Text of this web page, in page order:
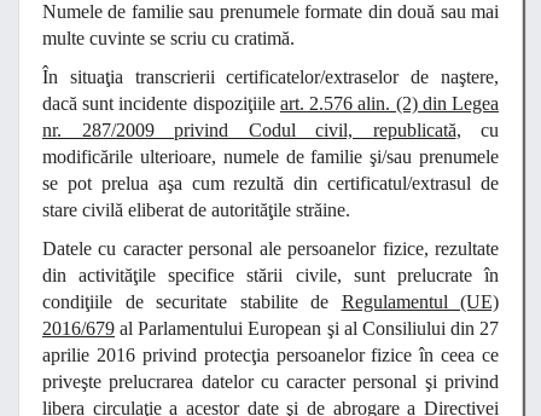
Numele de familie sau prenumele formate din două sau mai
multe cuvinte se scriu cu cratimă.
În situaţia transcrierii certificatelor/extraselor de naştere,
dacă sunt incidente dispoziţiile art. 2.576 alin. (2) din Legea
nr. 287/2009 privind Codul civil, republicată, cu
modificările ulterioare, numele de familie şi/sau prenumele
se pot prelua aşa cum rezultă din certificatul/extrasul de
stare civilă eliberat de autorităţile străine.
Datele cu caracter personal ale persoanelor fizice, rezultate
din activităţile specifice stării civile, sunt prelucrate în
condiţiile de securitate stabilite de Regulamentul (UE)
2016/679 al Parlamentului European şi al Consiliului din 27
aprilie 2016 privind protecţia persoanelor fizice în ceea ce
priveşte prelucrarea datelor cu caracter personal şi privind
libera circulaţie a acestor date şi de abrogare a Directivei